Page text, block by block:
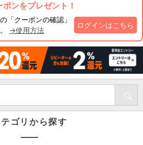
ンをプレゼント！
「クーポンの確認」
→使用方法
ログインはこちら
ゴリから探す